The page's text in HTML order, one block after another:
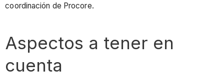
coordinación de Procore.
Aspectos a tener en
cuenta